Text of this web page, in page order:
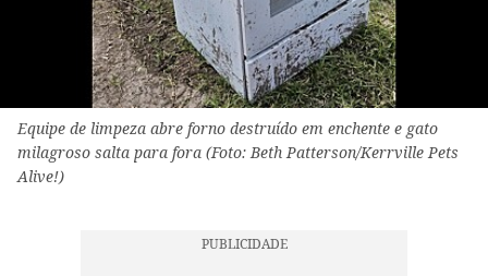
Equipe de limpeza abre forno destruído em enchente e gato
milagroso salta para fora (Foto: Beth Patterson/Kerrville Pets
Alive!)